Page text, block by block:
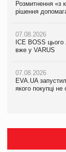
Розмитнення «з
рішення
07.08.2026
ICE BOSS цього
вже у VARUS
07.08.2026
EVA.UA
якого покупці
Розмитнення «з
рішення
07.08.2026
ICE BOSS цього
вже у VARUS
07.08.2026
EVA.UA
якого покупці
Kraft Heinz
Продажі Hugo